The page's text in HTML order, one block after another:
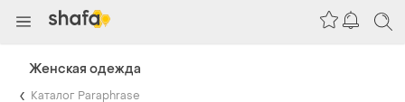
Каталог Paraphrase
Женская одежда